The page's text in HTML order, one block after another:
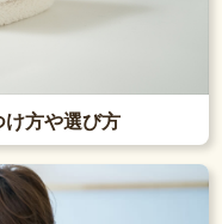
け方や選び方